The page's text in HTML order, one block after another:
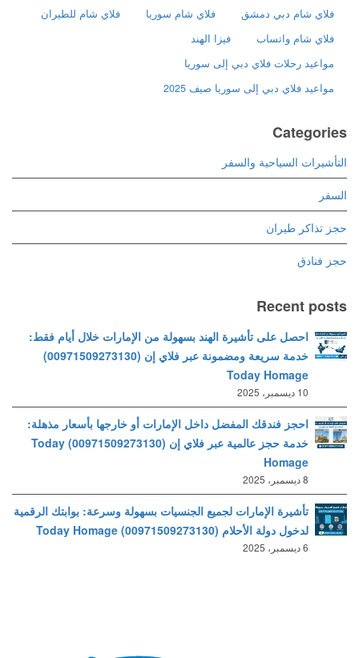
فلاي شام دبي دمشق
فلاي شام سوريا
فلاي شام للطيران
فلاي شام واتساب
فيزا الهند
مواعيد رحلات فلاي دبي إلى سوريا
مواعيد فلاي دبي إلى سوريا صيف 2025
Categories
التأشيرات السياحية والسفر
السفر
حجز تذاكر طيران
حجز فنادق
Recent posts
احصل على تأشيرة الهند بسهولة من الإمارات خلال أيام فقط:
خدمة سريعة ومضمونة عبر فلاي إن (00971509273130)
Today Homage
10 ديسمبر، 2025
احجز فندقك المفضل داخل الإمارات أو خارجها بأسعار مذهلة:
خدمة حجز عالمية عبر فلاي إن (00971509273130) Today
Homage
8 ديسمبر، 2025
تأشيرة الإمارات لجميع الجنسيات بسهولة وسرعة: بوابتك الرقمية
لدخول دولة الأحلام (00971509273130) Today Homage
6 ديسمبر، 2025